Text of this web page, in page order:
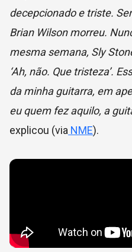
decepcionado e triste.
Brian Wilson morreu.
mesma semana, Sly
‘Ah, não. Que tristeza’.
da minha guitarra, em
eu quem fez aquilo, a
explicou (via NME).